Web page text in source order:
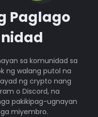
Paglago
sa komunidad sa
ng walang putol na
ng crypto nang
o Discord, na
pakikipag-ugnayan
miyembro.